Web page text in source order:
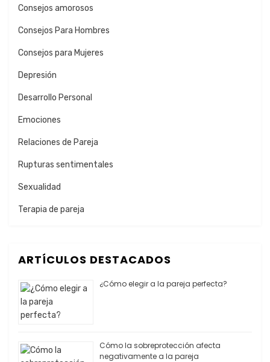
Consejos amorosos
Consejos Para Hombres
Consejos para Mujeres
Depresión
Desarrollo Personal
Emociones
Relaciones de Pareja
Rupturas sentimentales
Sexualidad
Terapia de pareja
ARTÍCULOS DESTACADOS
¿Cómo elegir a la pareja perfecta?
Cómo la sobreprotección afecta
negativamente a la pareja